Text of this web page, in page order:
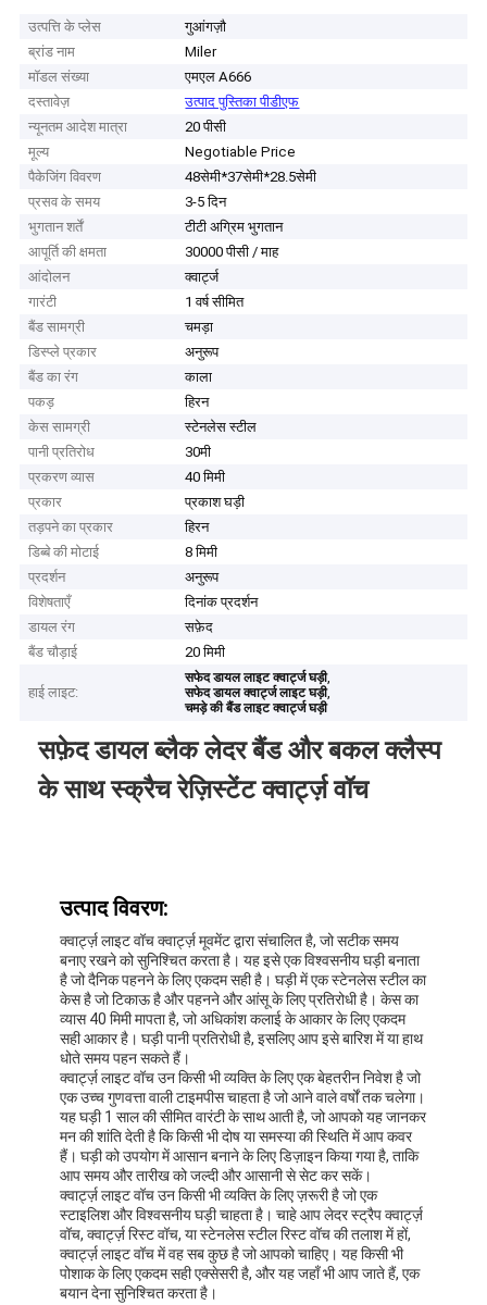
उत्पत्ति के प्लेस
गुआंगज़ौ
ब्रांड नाम
Miler
मॉडल संख्या
एमएल A666
दस्तावेज़
उत्पाद पुस्तिका पीडीएफ
न्यूनतम आदेश मात्रा
20 पीसी
मूल्य
Negotiable Price
पैकेजिंग विवरण
48सेमी*37सेमी*28.5सेमी
प्रसव के समय
3-5 दिन
भुगतान शर्तें
टीटी अग्रिम भुगतान
आपूर्ति की क्षमता
30000 पीसी / माह
आंदोलन
क्वार्ट्ज
गारंटी
1 वर्ष सीमित
बैंड सामग्री
चमड़ा
डिस्प्ले प्रकार
अनुरूप
बैंड का रंग
काला
पकड़
हिरन
केस सामग्री
स्टेनलेस स्टील
पानी प्रतिरोध
30मी
प्रकरण व्यास
40 मिमी
प्रकार
प्रकाश घड़ी
तड़पने का प्रकार
हिरन
डिब्बे की मोटाई
8 मिमी
प्रदर्शन
अनुरूप
विशेषताएँ
दिनांक प्रदर्शन
डायल रंग
सफ़ेद
बैंड चौड़ाई
20 मिमी
हाई लाइट:
सफेद डायल लाइट क्वार्ट्ज घड़ी,
सफेद डायल क्वार्ट्ज लाइट घड़ी,
चमड़े की बैंड लाइट क्वार्ट्ज घड़ी
सफ़ेद डायल ब्लैक लेदर बैंड और बकल क्लैस्प
के साथ स्क्रैच रेज़िस्टेंट क्वार्ट्ज़ वॉच
उत्पाद विवरण:
क्वार्ट्ज़ लाइट वॉच क्वार्ट्ज़ मूवमेंट द्वारा संचालित है, जो सटीक समय
बनाए रखने को सुनिश्चित करता है। यह इसे एक विश्वसनीय घड़ी बनाता
है जो दैनिक पहनने के लिए एकदम सही है। घड़ी में एक स्टेनलेस स्टील का
केस है जो टिकाऊ है और पहनने और आंसू के लिए प्रतिरोधी है। केस का
व्यास 40 मिमी मापता है, जो अधिकांश कलाई के आकार के लिए एकदम
सही आकार है। घड़ी पानी प्रतिरोधी है, इसलिए आप इसे बारिश में या हाथ
धोते समय पहन सकते हैं।
क्वार्ट्ज़ लाइट वॉच उन किसी भी व्यक्ति के लिए एक बेहतरीन निवेश है जो
एक उच्च गुणवत्ता वाली टाइमपीस चाहता है जो आने वाले वर्षों तक चलेगा।
यह घड़ी 1 साल की सीमित वारंटी के साथ आती है, जो आपको यह जानकर
मन की शांति देती है कि किसी भी दोष या समस्या की स्थिति में आप कवर
हैं। घड़ी को उपयोग में आसान बनाने के लिए डिज़ाइन किया गया है, ताकि
आप समय और तारीख को जल्दी और आसानी से सेट कर सकें।
क्वार्ट्ज़ लाइट वॉच उन किसी भी व्यक्ति के लिए ज़रूरी है जो एक
स्टाइलिश और विश्वसनीय घड़ी चाहता है। चाहे आप लेदर स्ट्रैप क्वार्ट्ज़
वॉच, क्वार्ट्ज़ रिस्ट वॉच, या स्टेनलेस स्टील रिस्ट वॉच की तलाश में हों,
क्वार्ट्ज़ लाइट वॉच में वह सब कुछ है जो आपको चाहिए। यह किसी भी
पोशाक के लिए एकदम सही एक्सेसरी है, और यह जहाँ भी आप जाते हैं, एक
बयान देना सुनिश्चित करता है।